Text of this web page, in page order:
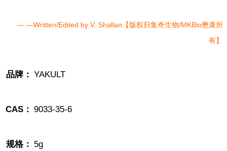
— —Written/Edited by V. Shallan【版权归集奇生物/MKBio懋康所
有】
品牌： YAKULT
CAS： 9033-35-6
规格： 5g